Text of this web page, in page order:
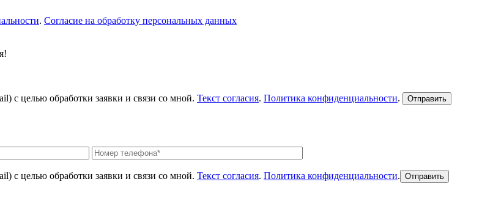
. Согласие на обработку персональных данных
с целью обработки заявки и связи со мной. Текст согласия. Политика конфиденциальности.
с целью обработки заявки и связи со мной. Текст согласия. Политика конфиденциальности.